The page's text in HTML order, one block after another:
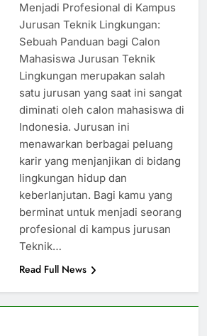
Menjadi Profesional di Kampus
Jurusan Teknik Lingkungan:
Sebuah Panduan bagi Calon
Mahasiswa Jurusan Teknik
Lingkungan merupakan salah
satu jurusan yang saat ini sangat
diminati oleh calon mahasiswa di
Indonesia. Jurusan ini
menawarkan berbagai peluang
karir yang menjanjikan di bidang
lingkungan hidup dan
keberlanjutan. Bagi kamu yang
berminat untuk menjadi seorang
profesional di kampus jurusan
Teknik…
Read Full News